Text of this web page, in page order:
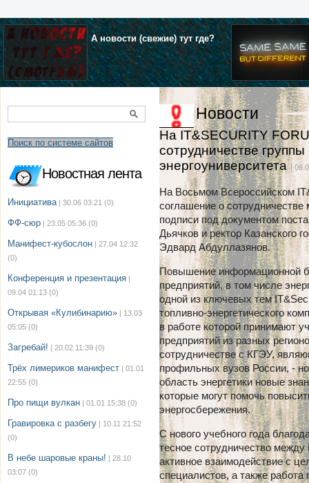
А новости (свежие) тут где?
Поиск по системе сайтов
Новостная лента
Инициатива | 30.06 03:21 (0)
ФФ-сюр | 23.05 05:36 (0)
Манифест-кубослон | 27.04 12:32
(0)
Конференция и презентация |
09.04 01:13 (0)
Открывая «Кулибинарию» | 13.03
05:05 (0)
Загребай! | 20.02 11:39 (0)
Трёх лимериков манифест | 01.01
22:55 (0)
Про пищи вулкан | 01.01 15:38 (0)
Гравировка с разбегу | 10.11 21:52
(0)
В небе шаровые краны! | 28.10
03:07 (0)
Новости
На IT&SECURITY
сотрудничестве
энергоуниверситета|
На Восьмом Всероссийском
соглашение о
подписи под документом
Дьячков и ректор Казанского
Эдвард Абдуллазянов.
Повышение информационной
предприятий, в том числе
одной из ключевых тем
топливно-энергетического
в работе которой принимают
предприятий из разных
сотрудничестве с КГЭУ,
профильных вузов России, -
область энергетики новые
которые могут помочь
энергосбережения.
С нового учебного года
тесное сотрудничество
активное взаимодействие с
специалистов, а также